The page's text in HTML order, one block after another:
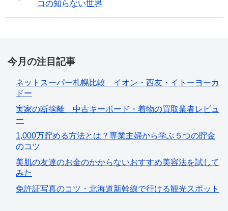
コの知らない世界
今月の注目記事
ネットスーパー札幌比較 イオン・西友・イトーヨーカ
ドー
実家の断捨離 中古キーボード・着物の買取業者レビュ
ー
1,000万貯める方法とは？専業主婦から学ぶ５つの貯金
のコツ
美肌の友達のお金のかからないおすすめ美容法を試して
みた
免許証写真のコツ・北海道新幹線で行ける観光スポット